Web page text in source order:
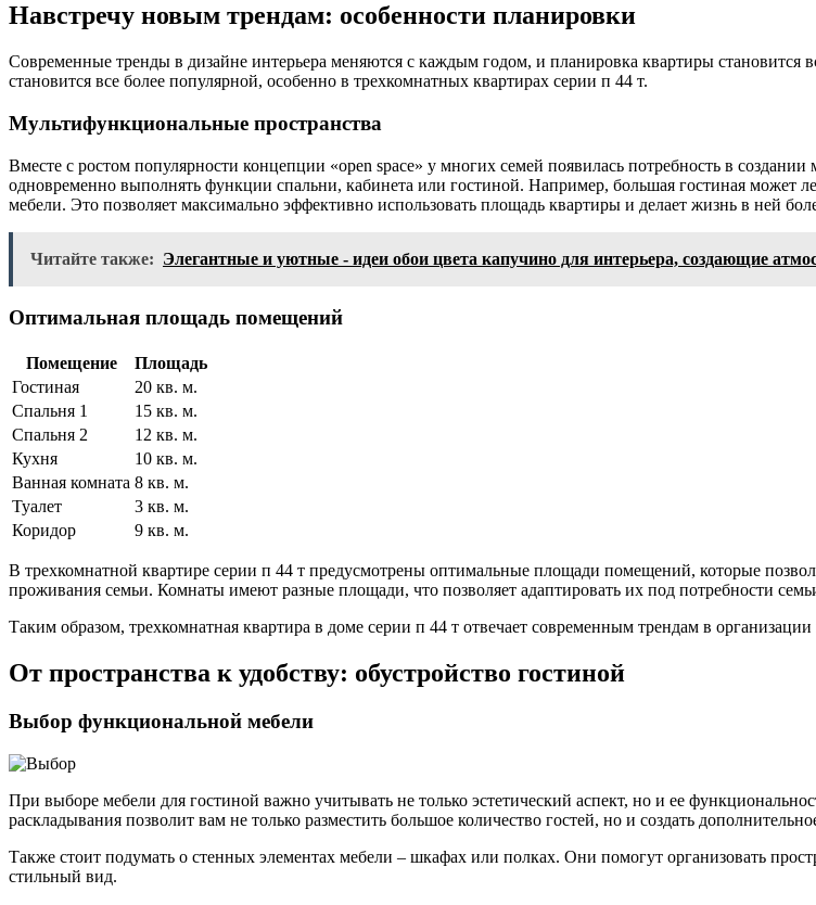
Навстречу новым трендам: особенности планировки
Современные тренды в дизайне интерьера меняются с каждым годом, и планировка квартиры
становится все более популярной, особенно в трехкомнатных квартирах серии п 44 т.
Мультифункциональные пространства
Вместе с ростом популярности концепции «open space» у многих семей появилась потребность в
одновременно выполнять функции спальни, кабинета или гостиной. Например, большая гостиная
мебели. Это позволяет максимально эффективно использовать площадь квартиры и делает жизнь в ней
Читайте также: Элегантные и уютные - идеи обои цвета капучино для интерьера, создающие
Оптимальная площадь помещений
Помещение
Площадь
Гостиная
20 кв. м.
Спальня 1
15 кв. м.
Спальня 2
12 кв. м.
Кухня
10 кв. м.
Ванная комната 8 кв. м.
Туалет
3 кв. м.
Коридор
9 кв. м.
В трехкомнатной квартире серии п 44 т предусмотрены оптимальные площади помещений, которые
проживания семьи. Комнаты имеют разные площади, что позволяет адаптировать их под потребности
Таким образом, трехкомнатная квартира в доме серии п 44 т отвечает современным трендам в
От пространства к удобству: обустройство гостиной
Выбор функциональной мебели
При выборе мебели для гостиной важно учитывать не только эстетический аспект, но и ее
раскладывания позволит вам не только разместить большое количество гостей, но и создать
Также стоит подумать о стенных элементах мебели – шкафах или полках. Они помогут организовать
стильный вид.